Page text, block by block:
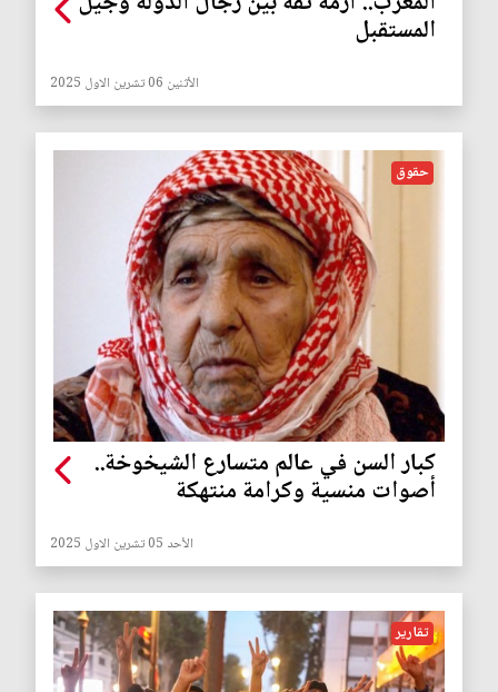
المستقبل
الأثنين 06 تشرين الاول 2025
حقوق
كبار السن في عالم متسارع الشيخوخة..
أصوات منسية وكرامة منتهكة
الأحد 05 تشرين الاول 2025
تقارير